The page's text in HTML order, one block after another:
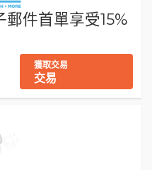
件首單享受15%
獲取交易
交易